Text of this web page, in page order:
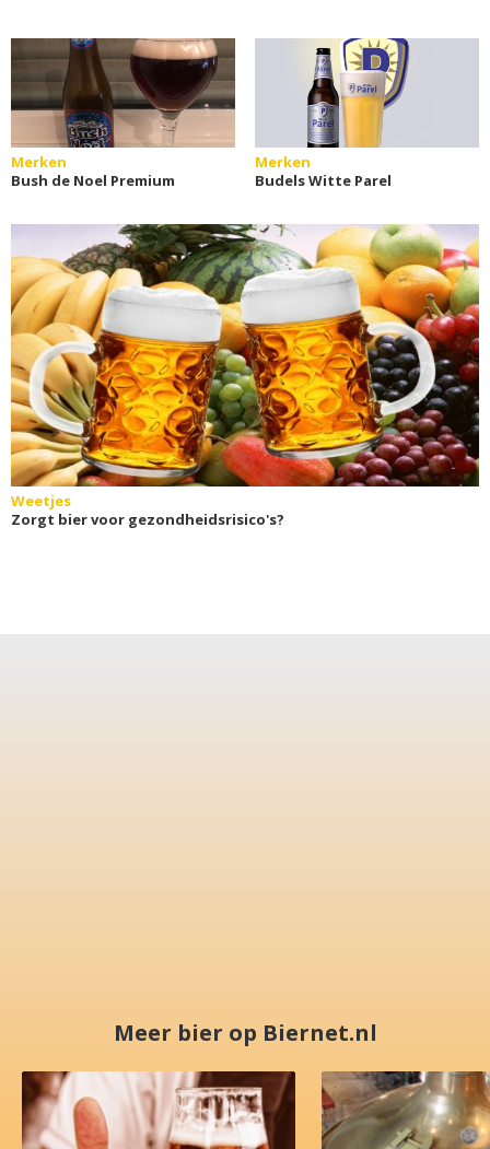
Merken
Bush de Noel Premium
Merken
Budels Witte Parel
Weetjes
Zorgt bier voor gezondheidsrisico's?
Meer bier op Biernet.nl